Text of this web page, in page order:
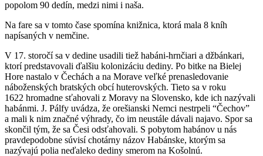
popolom 90 dedín, medzi nimi i naša.
Na fare sa v tomto čase spomína knižnica, ktorá mala 8 kníh
napísaných v nemčine.
V 17. storočí sa v dedine usadili tiež habáni-hrnčiari a džbánkari,
ktorí predstavovali ďalšiu kolonizáciu dediny. Po bitke na Bielej
Hore nastalo v Čechách a na Morave veľké prenasledovanie
náboženských bratských obcí huterovských. Tieto sa v roku
1622 hromadne sťahovali z Moravy na Slovensko, kde ich nazývali
habánmi. J. Pálfy uvádza, že orešianski Nemci nestrpeli “Čechov”
a mali k nim značné výhrady, čo im neustále dávali najavo. Spor sa
skončil tým, že sa Česi odsťahovali. S pobytom habánov u nás
pravdepodobne súvisí chotárny názov Habánske, ktorým sa
nazývajú polia neďaleko dediny smerom na Košolnú.